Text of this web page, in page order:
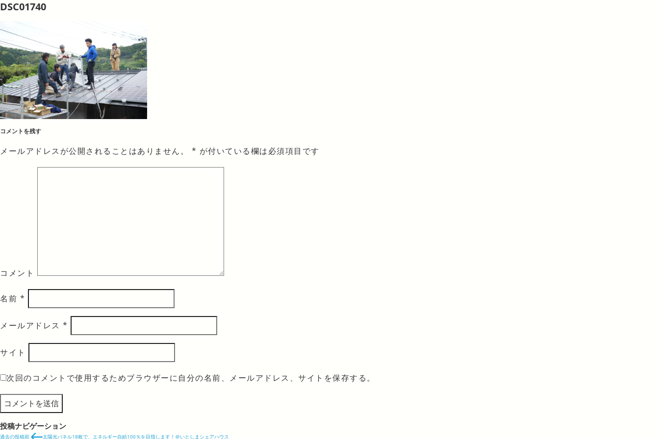
DSC01740
コメントを残す
メールアドレスが公開されることはありません。 * が付いている欄は必須項目です
コメント
名前 *
メールアドレス *
サイト
次回のコメントで使用するためブラウザーに自分の名前、メールアドレス、サイトを保存する。
投稿ナビゲーション
過去の投稿前 太陽光パネル18枚で、エネルギー自給100％を目指します！＠いとしまシェアハウス